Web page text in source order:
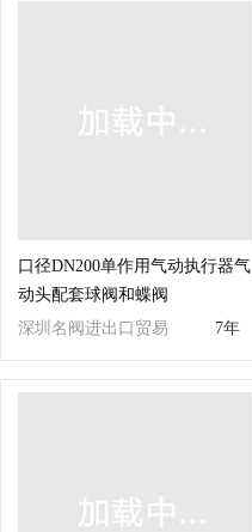
口径DN200单作用气动执行器气
动头配套球阀和蝶阀
深圳名阀进出口贸易
有限公司
7年